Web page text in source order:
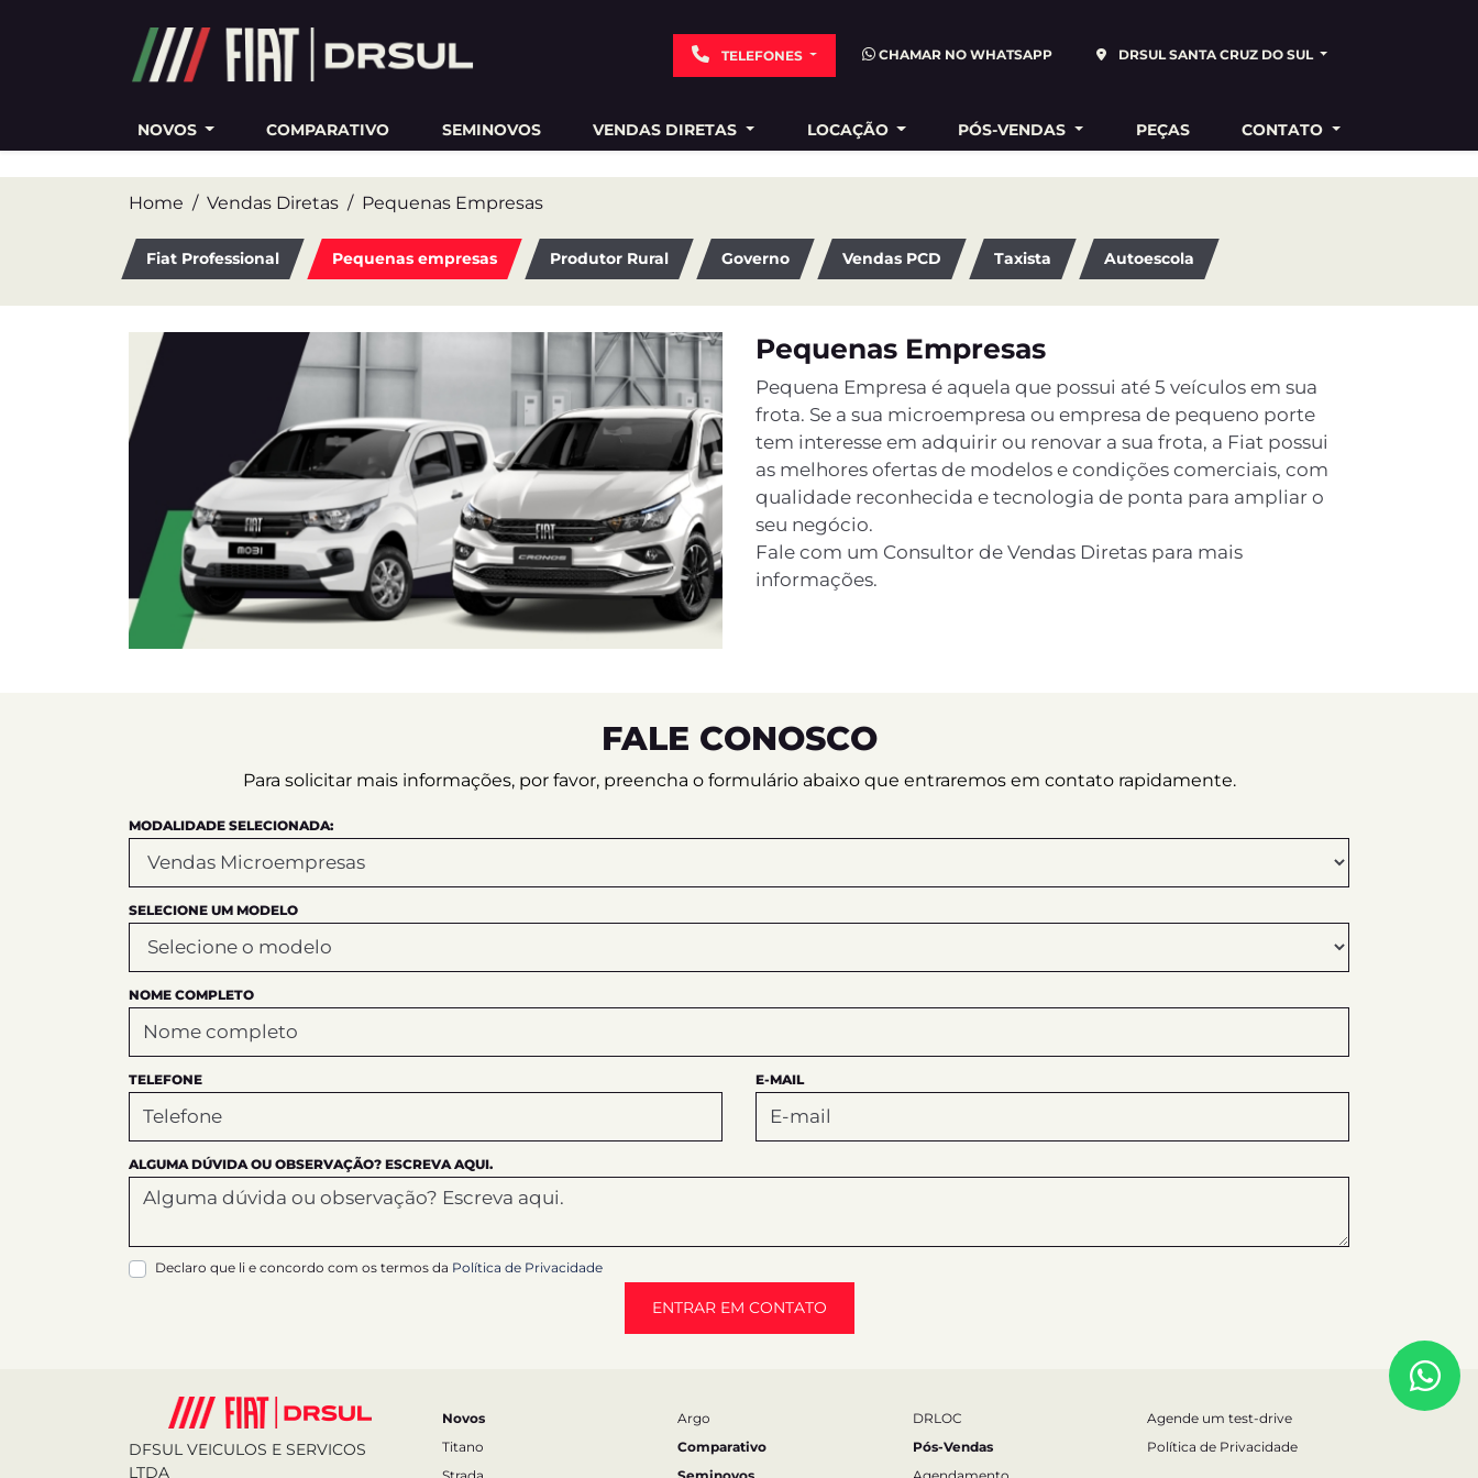
TELEFONES DRSUL SANTA CRUZ DO SUL
CHAMAR NO WHATSAPP
NOVOS COMPARATIVO SEMINOVOS VENDAS DIRETAS LOCAÇÃO PÓS-VENDAS PEÇAS CONTATO
Home Vendas Diretas Pequenas Empresas
Fiat Professional Pequenas empresas Produtor Rural Governo Vendas PCD Taxista Autoescola
Pequenas Empresas
Pequena Empresa é aquela que possui até 5 veículos em sua
frota. Se a sua microempresa ou empresa de pequeno porte
tem interesse em adquirir ou renovar a sua frota, a Fiat possui
as melhores ofertas de modelos e condições comerciais, com
qualidade reconhecida e tecnologia de ponta para ampliar o
seu negócio.
Fale com um Consultor de Vendas Diretas para mais
informações.
FALE CONOSCO
Para solicitar mais informações, por favor, preencha o formulário abaixo que entraremos em contato rapidamente.
MODALIDADE SELECIONADA:
SELECIONE UM MODELO
NOME COMPLETO
TELEFONE E-MAIL
ALGUMA DÚVIDA OU OBSERVAÇÃO? ESCREVA AQUI.
Declaro que li e concordo com os termos da Política de Privacidade
ENTRAR EM CONTATO
DFSUL VEICULOS E SERVICOS
LTDA
Novos
Titano
Argo
Comparativo
DRLOC
Pós-Vendas
Agende um test-drive
Política de Privacidade